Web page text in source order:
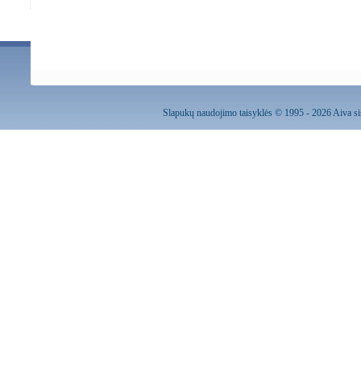
Slapukų naudojimo taisyklės© 1995 - 2026 Aiva